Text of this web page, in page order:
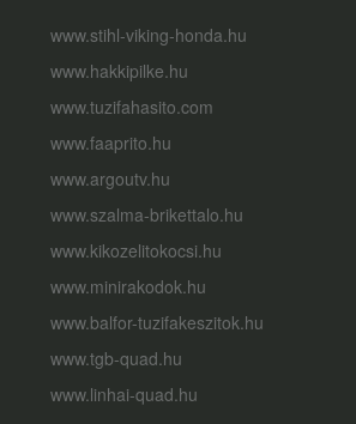
www.stihl-viking-honda.hu
www.hakkipilke.hu
www.tuzifahasito.com
www.faaprito.hu
www.argoutv.hu
www.szalma-brikettalo.hu
www.kikozelitokocsi.hu
www.minirakodok.hu
www.balfor-tuzifakeszitok.hu
www.tgb-quad.hu
www.linhai-quad.hu